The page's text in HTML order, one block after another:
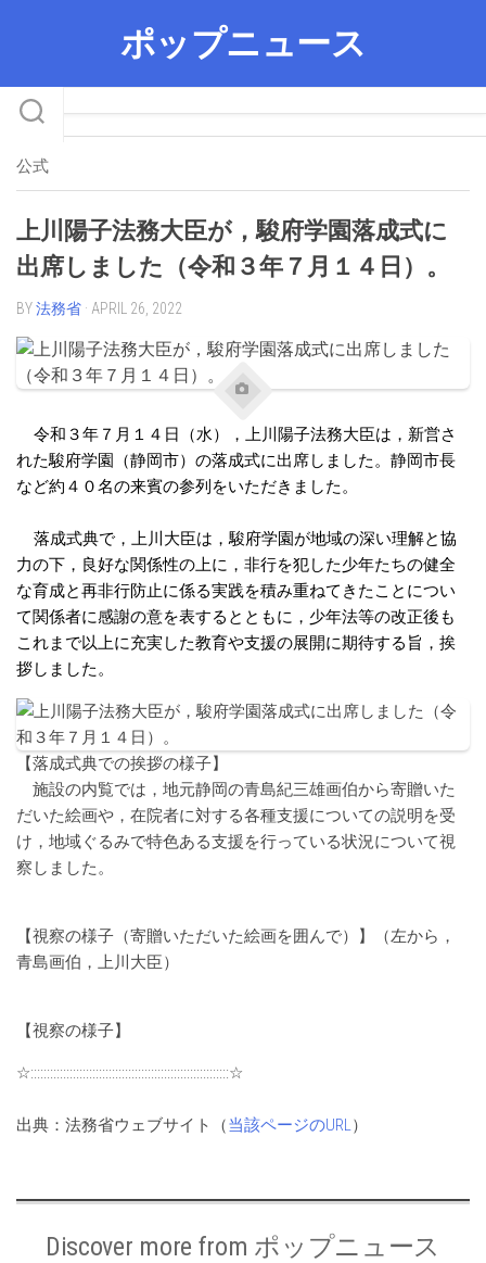
ポップニュース
公式
上川陽子法務大臣が，駿府学園落成式に
出席しました（令和３年７月１４日）。
BY法務省 · APRIL 26, 2022
令和３年７月１４日（水），上川陽子法務大臣は，新営さ
れた駿府学園（静岡市）の落成式に出席しました。静岡市長
など約４０名の来賓の参列をいただきました。
落成式典で，上川大臣は，駿府学園が地域の深い理解と協
力の下，良好な関係性の上に，非行を犯した少年たちの健全
な育成と再非行防止に係る実践を積み重ねてきたことについ
て関係者に感謝の意を表するとともに，少年法等の改正後も
これまで以上に充実した教育や支援の展開に期待する旨，挨
拶しました。
【落成式典での挨拶の様子】
施設の内覧では，地元静岡の青島紀三雄画伯から寄贈いた
だいた絵画や，在院者に対する各種支援についての説明を受
け，地域ぐるみで特色ある支援を行っている状況について視
察しました。
【視察の様子（寄贈いただいた絵画を囲んで）】（左から，
青島画伯，上川大臣）
【視察の様子】
☆:::::::::::::::::::::::::::::::::::::::::::::::::::::::::::::☆
出典：法務省ウェブサイト（当該ページのURL）
Discover more from ポップニュース